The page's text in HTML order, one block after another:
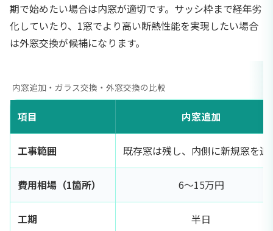
期で始めたい場合は内窓が適切です。サッシ枠まで経年劣
化していたり、1窓でより高い断熱性能を実現したい場合
は外窓交換が候補になります。
内窓追加・ガラス交換・外窓交換の比較
項目 内窓追加
工事範囲 既存窓は残し、内側に新規窓を追
費用相場（1箇所） 6〜15万円
工期 半日